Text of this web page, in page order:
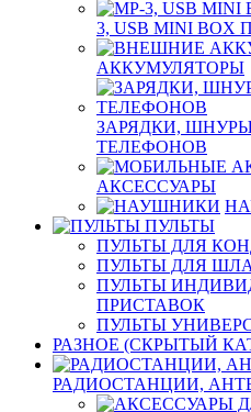
3, USB MINI
АККУМУЛЯТОРЫ
ЗАРЯДКИ,
ТЕЛЕФОНОВ
АКСЕССУАРЫ
ПУЛЬТЫ
ПУЛЬТЫ ДЛЯ
ПУЛЬТЫ ДЛЯ
ПУЛЬТЫ
ПРИСТАВОК
ПУЛЬТЫ
РАЗНОЕ (СКРЫТЫЙ
РАДИОСТАНЦИИ,